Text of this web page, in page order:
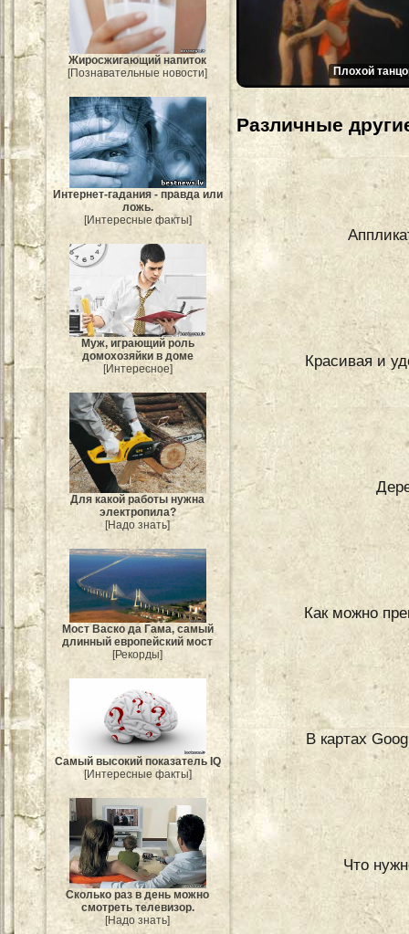
Жиросжигающий напиток
[Познавательные новости]
Интернет-гадания - правда или
ложь.
[Интересные факты]
Муж, играющий роль
домохозяйки в доме
[Интересное]
Для какой работы нужна
электропила?
[Надо знать]
Мост Васко да Гама, самый
длинный европейский мост
[Рекорды]
Самый высокий показатель IQ
[Интересные факты]
Сколько раз в день можно
смотреть телевизор.
[Надо знать]
Плохой
Различные
Красивая и
Как можно
В картах
Что